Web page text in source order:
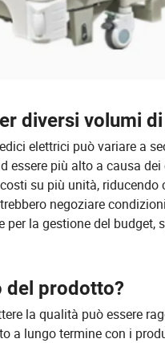
diversi volumi
elettrici può variare a
essere più alto a causa
su più unità,
negoziare
per la gestione del
del prodotto?
la qualità può essere
a lungo termine con i